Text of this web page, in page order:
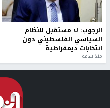
الرجوب: لا مستقبل للنظام
السياسي الفلسطيني دون
انتخابات ديمقراطية
منذ ساعة